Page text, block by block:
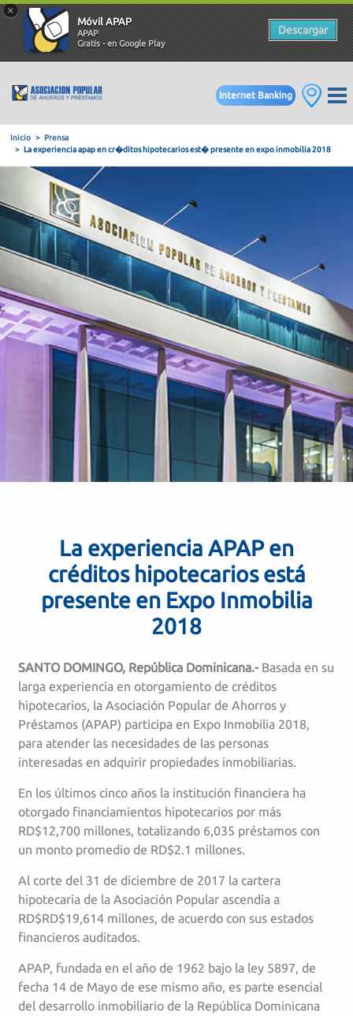
×
Móvil APAP
APAP
Gratis - en Google Play
Descargar
Internet Banking
Prensa
La experiencia apap en cr�ditos hipotecarios est� presente
La experiencia APAP en
créditos hipotecarios está
presente en Expo Inmobilia
2018
SANTO DOMINGO, República Dominicana.- Basada en su
larga experiencia en otorgamiento de créditos
hipotecarios, la Asociación Popular de Ahorros y
Préstamos (APAP) participa en Expo Inmobilia 2018,
para atender las necesidades de las personas
interesadas en adquirir propiedades inmobiliarias.
En los últimos cinco años la institución financiera ha
otorgado financiamientos hipotecarios por más
RD$12,700 millones, totalizando 6,035 préstamos con
un monto promedio de RD$2.1 millones.
Al corte del 31 de diciembre de 2017 la cartera
hipotecaria de la Asociación Popular ascendía a
RD$RD$19,614 millones, de acuerdo con sus estados
financieros auditados.
APAP, fundada en el año de 1962 bajo la ley 5897, de
fecha 14 de Mayo de ese mismo año, es parte esencial
del desarrollo inmobiliario de la República Dominicana